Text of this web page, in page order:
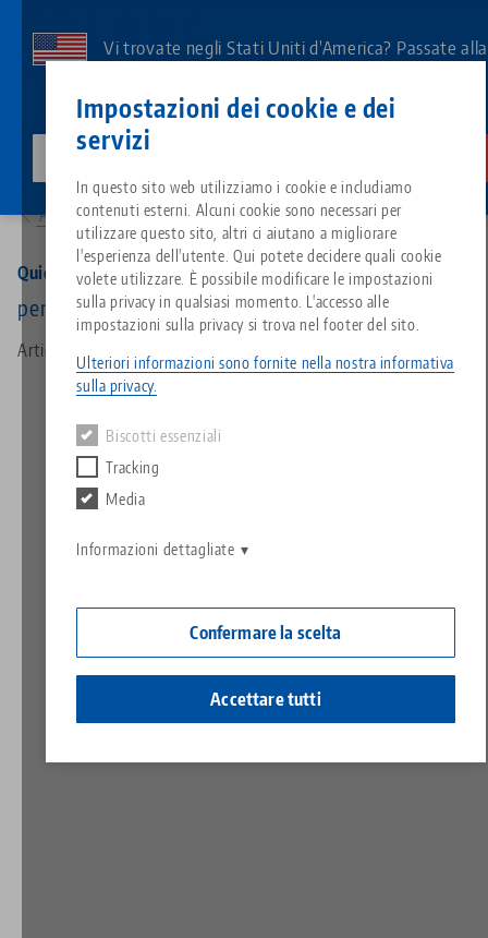
Impostazioni dei cookie e dei
servizi
In questo sito web utilizziamo i cookie e includiamo
contenuti esterni. Alcuni cookie sono necessari per
utilizzare questo sito, altri ci aiutano a migliorare
l'esperienza dell'utente. Qui potete decidere quali cookie
volete utilizzare. È possibile modificare le impostazioni
sulla privacy in qualsiasi momento. L'accesso alle
impostazioni sulla privacy si trova nel footer del sito.
Ulteriori informazioni sono fornite nella nostra informativa
sulla privacy.
Biscotti essenziali
Tracking
Media
Informazioni dettagliate
Confermare la scelta
Accettare tutti
contenuto
Vi trovate negli Stati Uniti d'America? Passate alla
specifici del Paese.
Tutto da un'unica fonte
Sistema di serraggio a punto
Sistemi di staffaggio
Gruppo di prodotti
Tipi di prodotto
Panoramica dei prodotti
Informazioni su LANG
Filosofia
Innovazioni
Download
FAQ
Richiesta catalogo
Blog
Notizie
Eventi
Prodotti abbinati
Siamo spiacenti. Non abbiamo trovato alcun risultato.
Vai alla pagina del prodotto
Servizi
Quicklinks
Search
Downloads
Contatto
Breadcrumb
Alla panoramica dei prodotti
Quick•Point® 96, Quick•Lock
per piastra rotonda a 2 pieghe 96
Articolo n. 45996